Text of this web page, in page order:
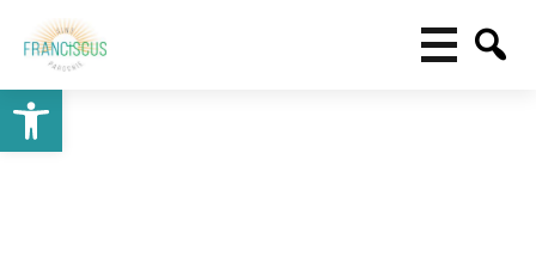
Toolbar openen